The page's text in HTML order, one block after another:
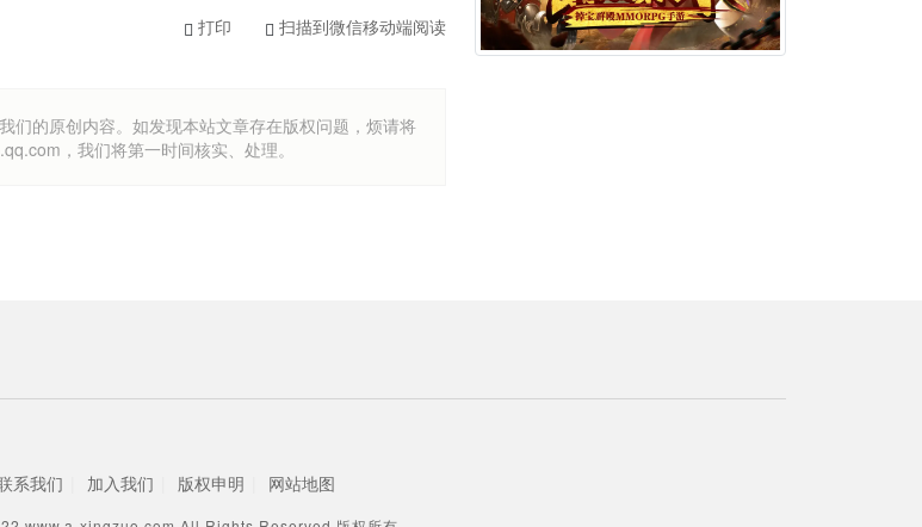
打印 扫描到微信移动端阅读
们的原创内容。如发现本站文章存在版权问题，烦请将
，我们将第一时间核实、处理。
系我们 加入我们 版权申明 网站地图